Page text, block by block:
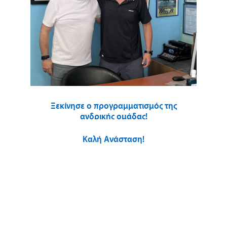
Ξεκίνησε ο προγραμματισμός της
ανδρικής ομάδας!
Καλή Ανάσταση!